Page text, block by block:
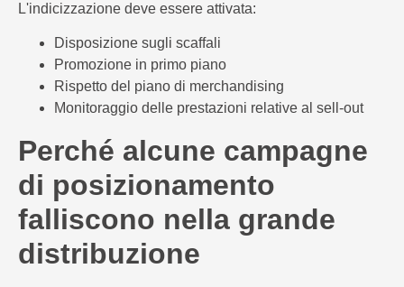
L'indicizzazione deve essere attivata:
Disposizione sugli scaffali
Promozione in primo piano
Rispetto del piano di merchandising
Monitoraggio delle prestazioni relative al sell-out
Perché alcune campagne
di posizionamento
falliscono nella grande
distribuzione